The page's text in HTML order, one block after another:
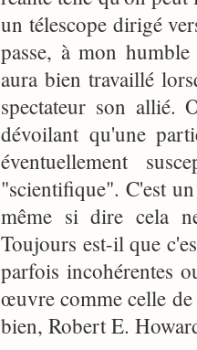
un télescope dirigé
passe, à mon
aura bien travaillé
spectateur son allié.
dévoilant qu'une
éventuellement
"scientifique". C'est
même si dire cela
Toujours est-il que
parfois incohérentes
œuvre comme celle
bien, Robert E.